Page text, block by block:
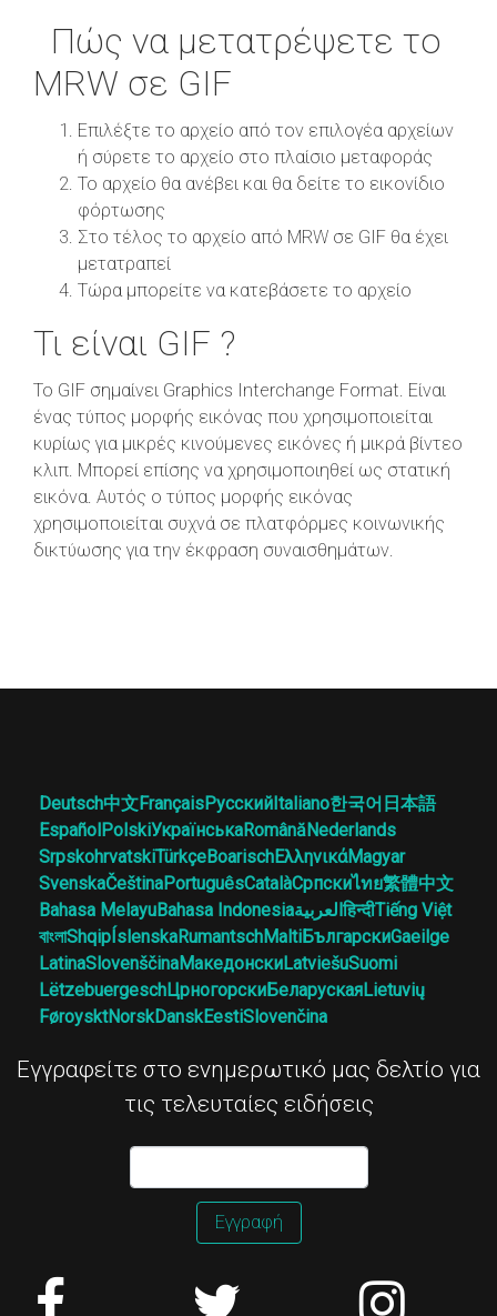
Πώς να μετατρέψετε το
MRW σε GIF
Επιλέξτε το αρχείο από τον επιλογέα αρχείων
ή σύρετε το αρχείο στο πλαίσιο μεταφοράς
Το αρχείο θα ανέβει και θα δείτε το εικονίδιο
φόρτωσης
Στο τέλος το αρχείο από MRW σε GIF θα έχει
μετατραπεί
Τώρα μπορείτε να κατεβάσετε το αρχείο
Τι είναι GIF ?
Το GIF σημαίνει Graphics Interchange Format. Είναι
ένας τύπος μορφής εικόνας που χρησιμοποιείται
κυρίως για μικρές κινούμενες εικόνες ή μικρά βίντεο
κλιπ. Μπορεί επίσης να χρησιμοποιηθεί ως στατική
εικόνα. Αυτός ο τύπος μορφής εικόνας
χρησιμοποιείται συχνά σε πλατφόρμες κοινωνικής
δικτύωσης για την έκφραση συναισθημάτων.
Deutsch中文FrançaisРусскийItaliano한국어 日本語
EspañolPolskiУкраїнськаRomânăNederlands
SrpskohrvatskiTürkçeBoarischΕλληνικάMagyar
SvenskaČeštinaPortuguêsCatalàСрпскиไทย繁體中文
Bahasa MelayuBahasa Indonesiaالعربيةहिन्दीTiếng Việt
বাংলাShqipÍslenskaRumantschMaltiБългарскиGaeilge
LatinaSlovenščinaМакедонскиLatviešuSuomi
LëtzebuergeschЦрногорскиБеларускаяLietuvių
FøroysktNorskDanskEestiSlovenčina
Εγγραφείτε στο ενημερωτικό μας δελτίο για
τις τελευταίες ειδήσεις
Εγγραφή